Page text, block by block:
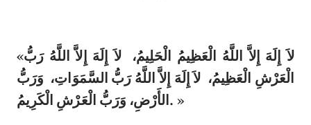
«لاَ إِلَهَ إِلاَّ اللَّهُ الْعَظِيمُ الْحَلِيمُ، لاَ إِلَهَ إِلاَّ اللَّهُ رَبُّ
الْعَرْشِ الْعَظِيمُ، لاَ إِلَهَ إِلاَّ اللَّهُ رَبُّ السَّمَوَاتِ، وَرَبُّ
الأَرْضِ، وَرَبُّ الْعَرْشِ الْكَرِيمُ. »